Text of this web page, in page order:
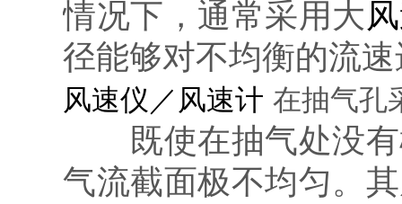
情况下，通常采用大
径能够对不均衡的流
风速仪／风速计 在抽气孔
既使在抽气处没有
气流截面极不均匀。